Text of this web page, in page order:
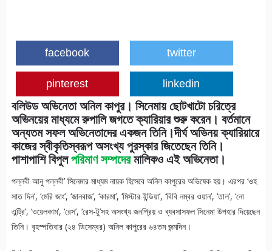
facebook twitter
pinterest linkedin
বলিউড অভিনেতা অনিল কাপুর। সিনেমায় ছোটখাটো চরিত্রে
অভিনয়ের মাধ্যমে রুপালি জগতে ক্যারিয়ার শুরু করেন। বর্তমানে
অন্যতম সফল অভিনেতাদের একজন তিনি।দীর্ঘ অভিনয় ক্যারিয়ারে
কাজের স্বীকৃতিস্বরূপ অসংখ্য পুরস্কার জিতেছেন তিনি।
পাশাপাশি বিপুলপরিমাণ সম্পদেরমালিকও এই অভিনেতা।
পল্লবী আনু পল্লবী’ সিনেমার মাধ্যম নায়ক হিসেবে অনিল কাপুরের অভিষেক হয়। এরপর ‘ওহ
সাত দিন’, ‘মেরি জাং’, ‘জানবাজ’, ‘কারমা’, ‘মিস্টার ইন্ডিয়া’, ‘বিবি নম্বর ওয়ান’, ‘তাল’, ‘নো
এন্ট্রি’, ‘ওয়েলকাম’, ‘রেস’, ‘রেস-টু’সহ অসংখ্য জনপ্রিয় ও ব্যবসাসফল সিনেমা উপহার দিয়েছেন
তিনি। বৃহস্পতিবার (২৪ ডিসেম্বর) অনিল কাপুরের ৬৪তম জন্মদিন।